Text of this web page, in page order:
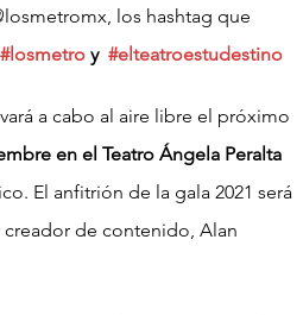
los hashtag que
#losmetro y #elteatroestudestino
a cabo al aire libre el próximo
en el Teatro Ángela Peralta
El anfitrión de la gala 2021 será
de contenido, Alan